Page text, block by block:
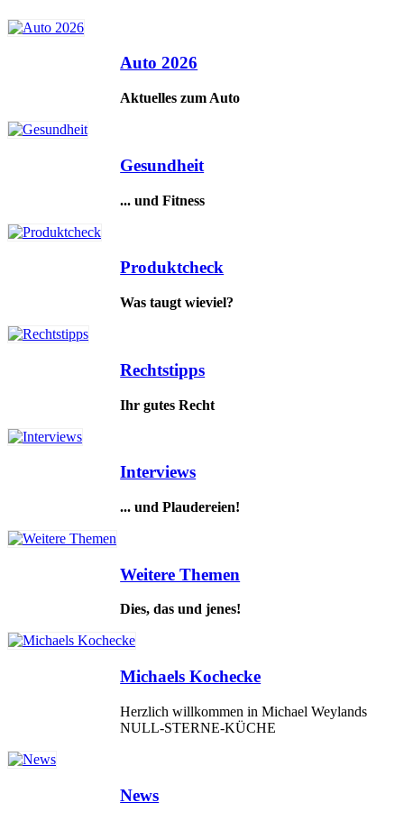
Auto 2026
Aktuelles zum Auto
Gesundheit
... und Fitness
Produktcheck
Was taugt wieviel?
Rechtstipps
Ihr gutes Recht
Interviews
... und Plaudereien!
Weitere Themen
Dies, das und jenes!
Michaels Kochecke
Herzlich willkommen in Michael Weylands
NULL-STERNE-KÜCHE
News